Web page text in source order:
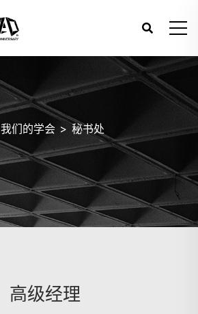
我们的学会 秘书处
高级经理